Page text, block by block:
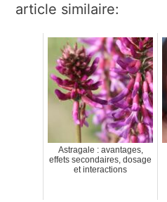
article similaire:
Astragale : avantages,
effets secondaires, dosage
et interactions